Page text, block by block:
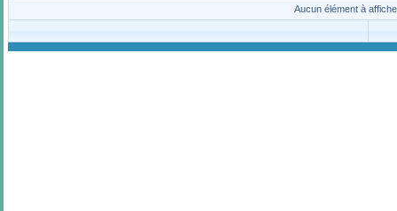
Aucun élément à